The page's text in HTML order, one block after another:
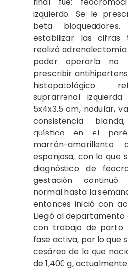
final fue:
izquierdo. Se le
beta
estabilizar las cifras
realizó adrenalectomía
poder operarla no
prescribir
histopatológico
suprarrenal
5x4x3.5 cm, nodular,
consistencia
quística en el
marrón-amarillento
esponjosa, con lo que
diagnóstico de
gestación continuó
normal hasta la
entonces inició con
Llegó al departamento
con trabajo de parto
fase activa, por lo que
cesárea de la que
de 1,400 g,